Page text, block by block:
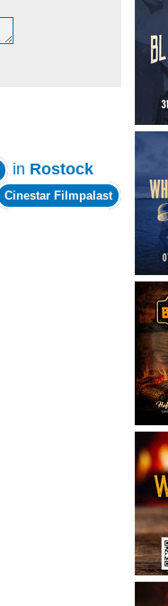
in Rostock
Cinestar Filmpalast